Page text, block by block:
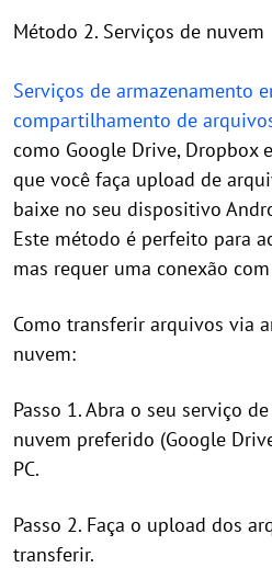
Método 2. Serviços de nuvem
Serviços de armazenamento
compartilhamento de
como Google Drive, Dropbox
que você faça upload de
baixe no seu dispositivo
Este método é perfeito para
mas requer uma conexão
Como transferir arquivos via
nuvem:
Passo 1. Abra o seu serviço
nuvem preferido (Google
PC.
Passo 2. Faça o upload dos
transferir.